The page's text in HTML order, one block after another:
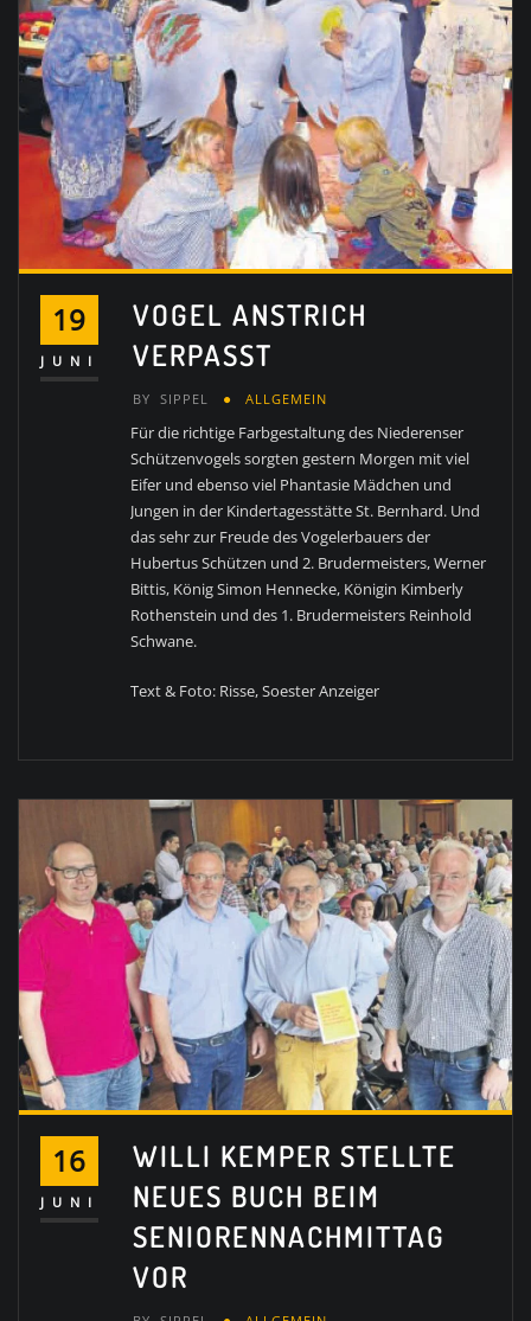
19
JUNI
VOGEL ANSTRICH
VERPASST
BY SIPPEL ALLGEMEIN
Für die richtige Farbgestaltung des Niederenser
Schützenvogels sorgten gestern Morgen mit viel
Eifer und ebenso viel Phantasie Mädchen und
Jungen in der Kindertagesstätte St. Bernhard. Und
das sehr zur Freude des Vogelerbauers der
Hubertus Schützen und 2. Brudermeisters, Werner
Bittis, König Simon Hennecke, Königin Kimberly
Rothenstein und des 1. Brudermeisters Reinhold
Schwane.
Text & Foto: Risse, Soester Anzeiger
16
JUNI
WILLI KEMPER STELLTE
NEUES BUCH BEIM
SENIORENNACHMITTAG
VOR